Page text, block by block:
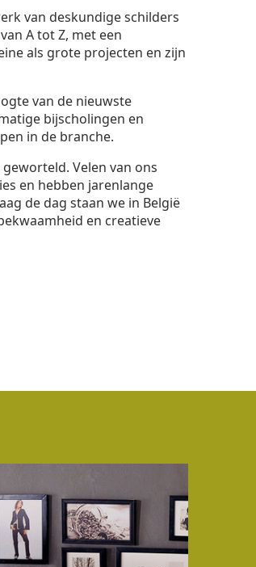
van deskundige schilders
A tot Z, met een
als grote projecten en zijn
van de nieuwste
bijscholingen en
in de branche.
Velen van ons
en hebben jarenlange
de dag staan we in België
en creatieve